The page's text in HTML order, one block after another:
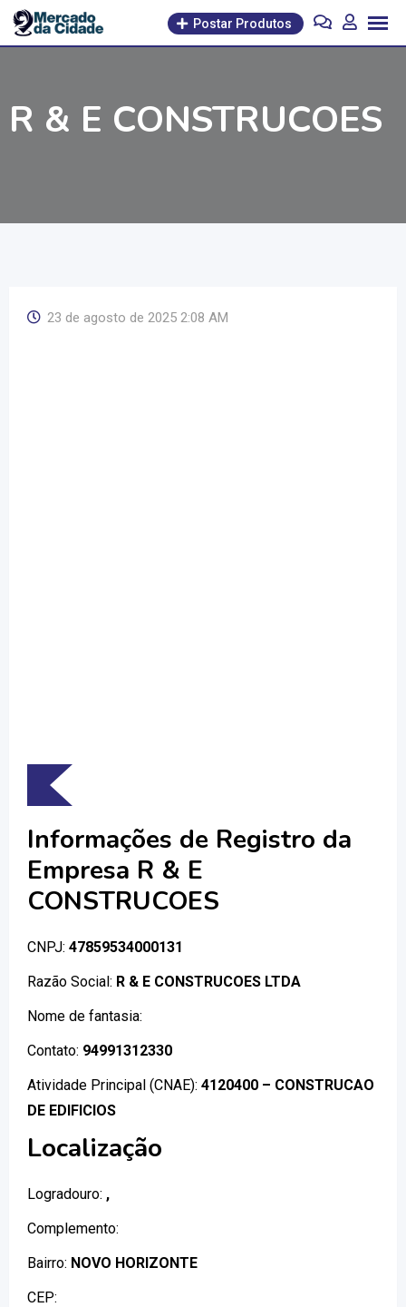
Pular
para
Postar Produtos
R & E CONSTRUCOES
23 de agosto de 2025 2:08 AM
Informações de Registro da
Empresa R & E
CONSTRUCOES
CNPJ: 47859534000131
Razão Social: R & E CONSTRUCOES LTDA
Nome de fantasia:
Contato: 94991312330
Atividade Principal (CNAE): 4120400 – CONSTRUCAO
DE EDIFICIOS
Localização
Logradouro: ,
Complemento:
Bairro: NOVO HORIZONTE
CEP: